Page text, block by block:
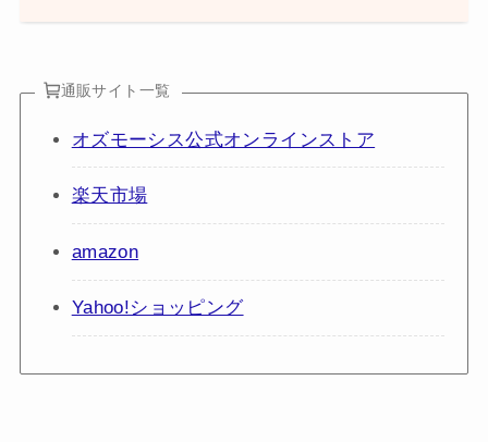
通販サイト一覧
オズモーシス公式オンラインストア
楽天市場
amazon
Yahoo!ショッピング